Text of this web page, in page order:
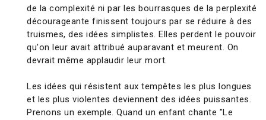
de la complexité ni par les bourrasques de la perplexité
décourageante finissent toujours par se réduire à des
truismes, des idées simplistes. Elles perdent le pouvoir
qu'on leur avait attribué auparavant et meurent. On
devrait même applaudir leur mort.
Les idées qui résistent aux tempêtes les plus longues
et les plus violentes deviennent des idées puissantes.
Prenons un exemple. Quand un enfant chante "Le